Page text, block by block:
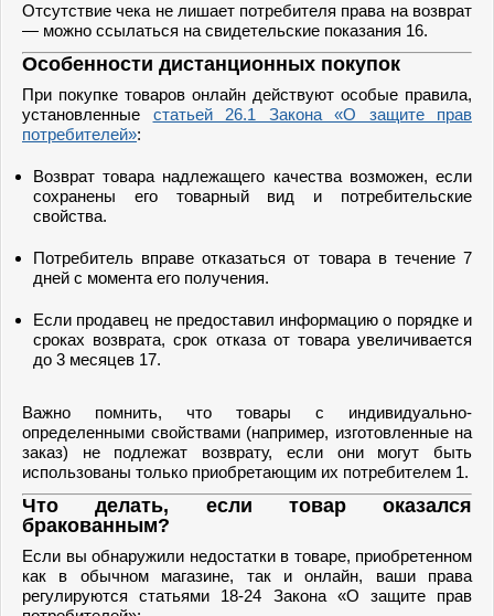
Отсутствие чека не лишает потребителя права на возврат
— можно ссылаться на свидетельские показания 16.
Особенности дистанционных покупок
При покупке товаров онлайн действуют особые правила,
установленные статьей 26.1 Закона «О защите прав
потребителей»:
Возврат товара надлежащего качества возможен, если
сохранены его товарный вид и потребительские
свойства.
Потребитель вправе отказаться от товара в течение 7
дней с момента его получения.
Если продавец не предоставил информацию о порядке и
сроках возврата, срок отказа от товара увеличивается
до 3 месяцев 17.
Важно помнить, что товары с индивидуально-
определенными свойствами (например, изготовленные на
заказ) не подлежат возврату, если они могут быть
использованы только приобретающим их потребителем 1.
Что делать, если товар оказался
бракованным?
Если вы обнаружили недостатки в товаре, приобретенном
как в обычном магазине, так и онлайн, ваши права
регулируются статьями 18-24 Закона «О защите прав